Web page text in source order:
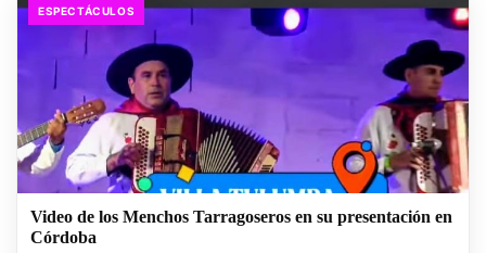
ESPECTÁCULOS
Video de los Menchos Tarragoseros en su presentación en
Córdoba